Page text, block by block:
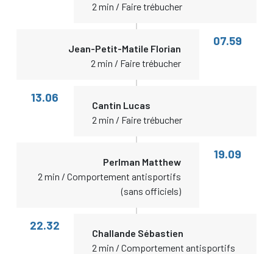
2 min / Faire trébucher
Jean-Petit-Matile Florian
2 min / Faire trébucher
07.59
13.06
Cantin Lucas
2 min / Faire trébucher
Perlman Matthew
2 min / Comportement antisportifs
(sans officiels)
19.09
22.32
Challande Sébastien
2 min / Comportement antisportifs